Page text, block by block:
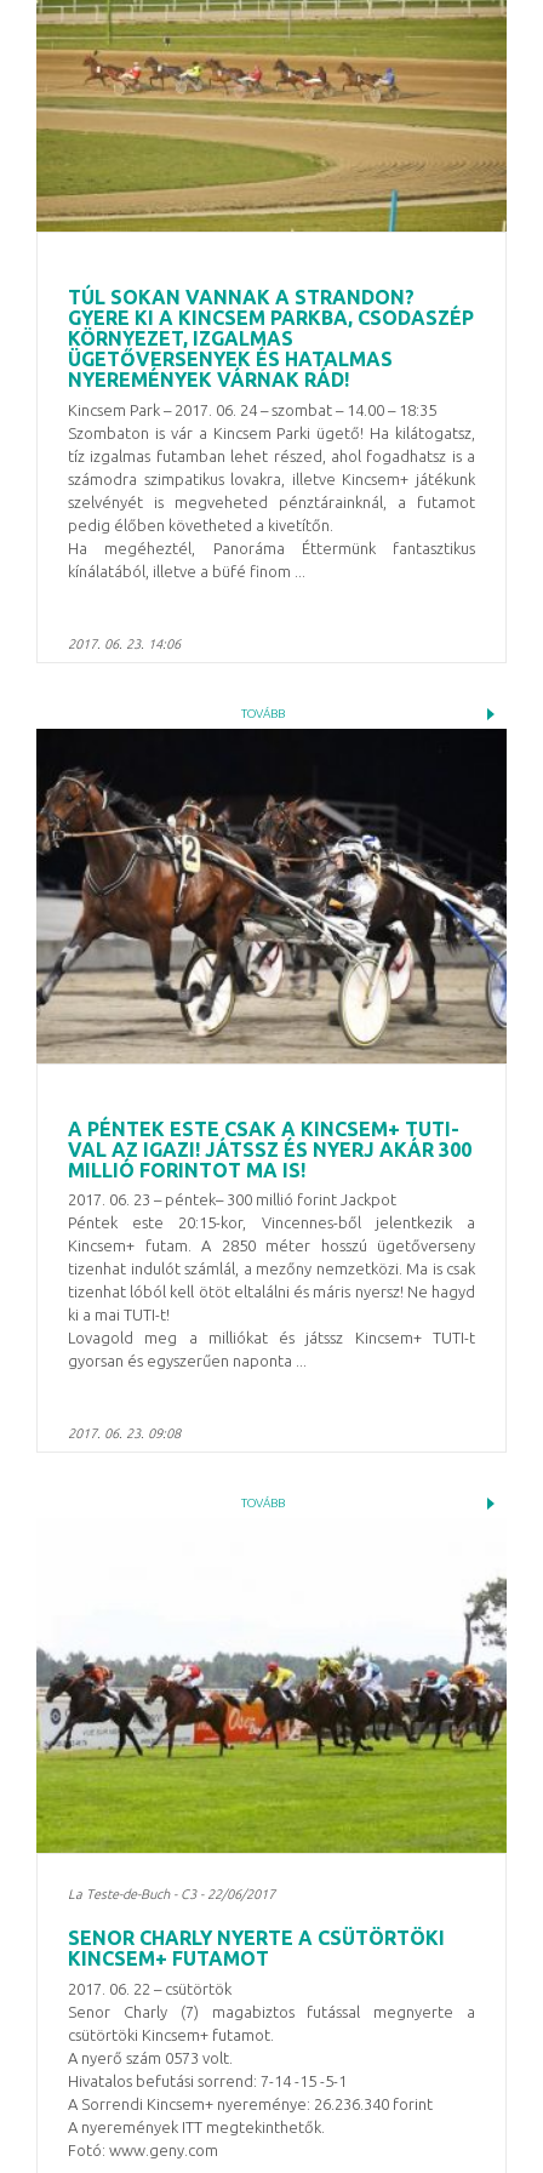
TÚL SOKAN VANNAK A STRANDON?
GYERE KI A KINCSEM PARKBA, CSODASZÉP
KÖRNYEZET, IZGALMAS
ÜGETŐVERSENYEK ÉS HATALMAS
NYEREMÉNYEK VÁRNAK RÁD!
Kincsem Park – 2017. 06. 24 – szombat – 14.00 – 18:35
Szombaton is vár a Kincsem Parki ügető! Ha kilátogatsz,
tíz izgalmas futamban lehet részed, ahol fogadhatsz is a
számodra szimpatikus lovakra, illetve Kincsem+ játékunk
szelvényét is megveheted pénztárainknál, a futamot
pedig élőben követheted a kivetítőn.
Ha megéheztél, Panoráma Éttermünk fantasztikus
kínálatából, illetve a büfé finom ...
2017. 06. 23. 14:06
TOVÁBB
A PÉNTEK ESTE CSAK A KINCSEM+ TUTI-
VAL AZ IGAZI! JÁTSSZ ÉS NYERJ AKÁR 300
MILLIÓ FORINTOT MA IS!
2017. 06. 23 – péntek– 300 millió forint Jackpot
Péntek este 20:15-kor, Vincennes-ből jelentkezik a
Kincsem+ futam. A 2850 méter hosszú ügetőverseny
tizenhat indulót számlál, a mezőny nemzetközi. Ma is csak
tizenhat lóból kell ötöt eltalálni és máris nyersz! Ne hagyd
ki a mai TUTI-t!
Lovagold meg a milliókat és játssz Kincsem+ TUTI-t
gyorsan és egyszerűen naponta ...
2017. 06. 23. 09:08
TOVÁBB
La Teste-de-Buch - C3 - 22/06/2017
SENOR CHARLY NYERTE A CSÜTÖRTÖKI
KINCSEM+ FUTAMOT
2017. 06. 22 – csütörtök
Senor Charly (7) magabiztos futással megnyerte a
csütörtöki Kincsem+ futamot.
A nyerő szám 0573 volt.
Hivatalos befutási sorrend: 7-14 -15 -5-1
A Sorrendi Kincsem+ nyereménye: 26.236.340 forint
A nyeremények ITT megtekinthetők.
Fotó: www.geny.com